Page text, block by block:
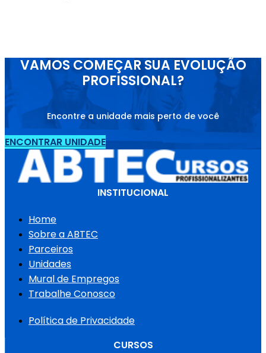
VAMOS COMEÇAR SUA EVOLUÇÃO
PROFISSIONAL?
Encontre a unidade mais perto de você
ENCONTRAR UNIDADE
INSTITUCIONAL
Home
Sobre a ABTEC
Parceiros
Unidades
Mural de Empregos
Trabalhe Conosco
Política de Privacidade
CURSOS